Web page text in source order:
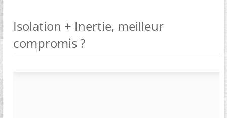
Isolation + Inertie, meilleur
compromis ?